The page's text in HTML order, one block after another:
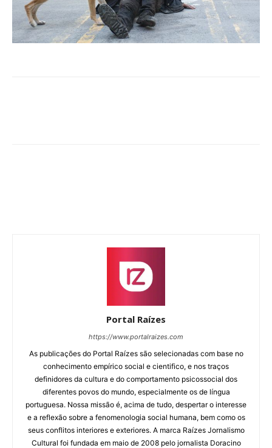
Portal Raízes
https://www.portalraizes.com
As publicações do Portal Raízes são selecionadas com base no
conhecimento empírico social e cientifico, e nos traços
definidores da cultura e do comportamento psicossocial dos
diferentes povos do mundo, especialmente os de língua
portuguesa. Nossa missão é, acima de tudo, despertar o interesse
e a reflexão sobre a fenomenologia social humana, bem como os
seus conflitos interiores e exteriores. A marca Raízes Jornalismo
Cultural foi fundada em maio de 2008 pelo jornalista Doracino